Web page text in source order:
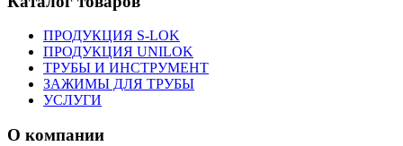
ПРОДУКЦИЯ S-LOK
ПРОДУКЦИЯ UNILOK
ТРУБЫ И ИНСТРУМЕНТ
ЗАЖИМЫ ДЛЯ ТРУБЫ
УСЛУГИ
О компании